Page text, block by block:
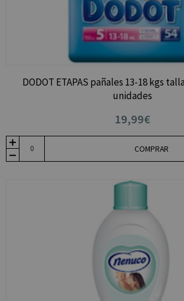
DODOT ETAPAS pañales 13-18 kgs
unidades
19,99€
COMPRAR